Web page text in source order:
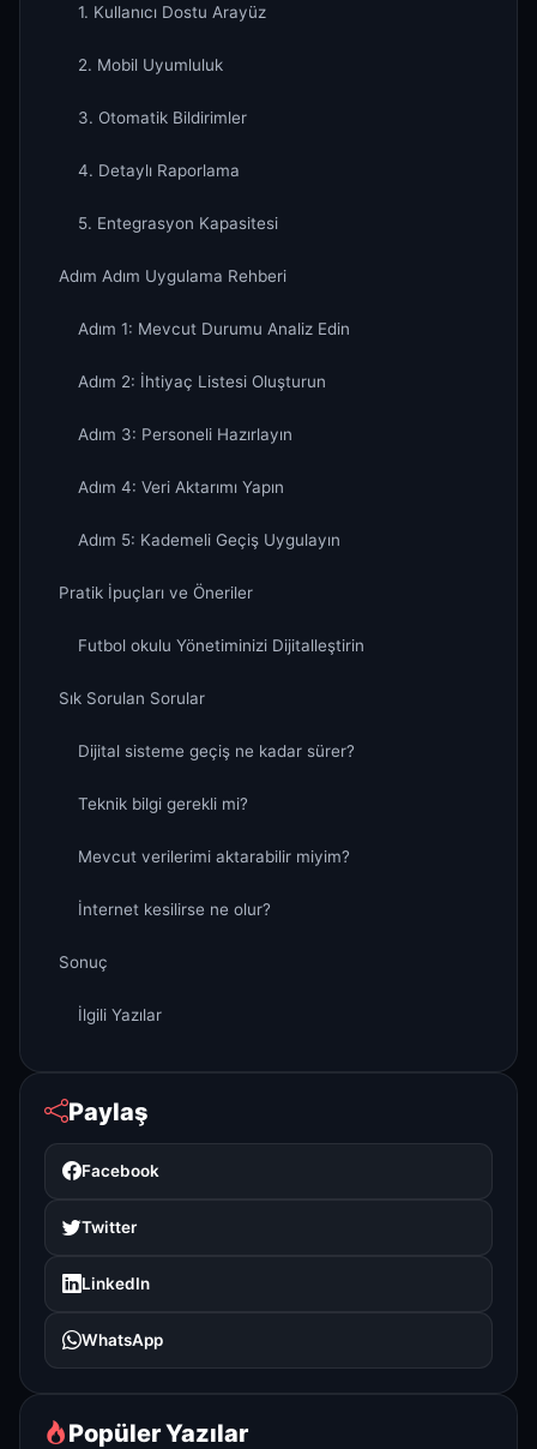
1. Kullanıcı Dostu Arayüz
2. Mobil Uyumluluk
3. Otomatik Bildirimler
4. Detaylı Raporlama
5. Entegrasyon Kapasitesi
Adım Adım Uygulama Rehberi
Adım 1: Mevcut Durumu Analiz Edin
Adım 2: İhtiyaç Listesi Oluşturun
Adım 3: Personeli Hazırlayın
Adım 4: Veri Aktarımı Yapın
Adım 5: Kademeli Geçiş Uygulayın
Pratik İpuçları ve Öneriler
Futbol okulu Yönetiminizi Dijitalleştirin
Sık Sorulan Sorular
Dijital sisteme geçiş ne kadar sürer?
Teknik bilgi gerekli mi?
Mevcut verilerimi aktarabilir miyim?
İnternet kesilirse ne olur?
Sonuç
İlgili Yazılar
Paylaş
Facebook
Twitter
LinkedIn
WhatsApp
Popüler Yazılar